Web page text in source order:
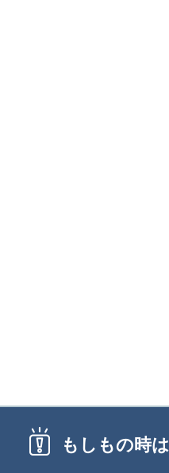
もしもの時は